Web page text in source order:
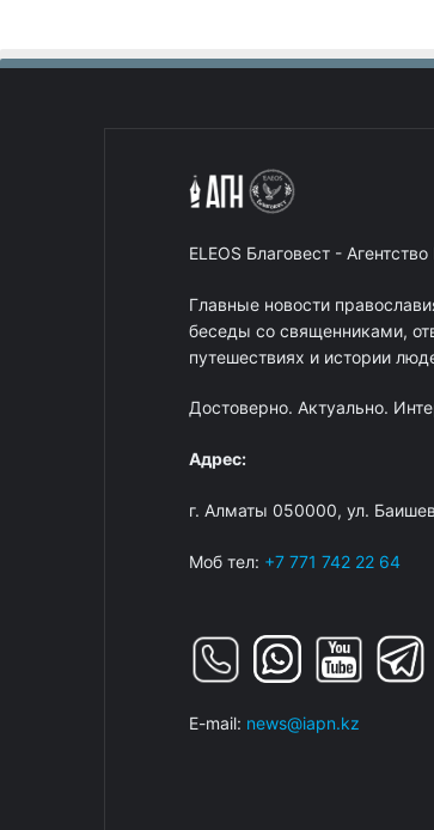
ELEOS Благовест -
Главные новости
беседы со священниками,
путешествиях и истории
Достоверно. Актуально.
Адрес:
г. Алматы 050000, ул.
Моб тел: +7 771 742 22 64
E-mail: news@iapn.kz